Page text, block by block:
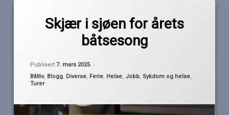
Skjær i sjøen for årets
båtsesong
Publisert7. mars 2025
Kategorier:
Båtliv, Blogg, Diverse, Ferie, Helse, Jobb, Sykdom og helse,
Turer
konsert
london
mistrivsel
kommentar
for
årets
båtsesong